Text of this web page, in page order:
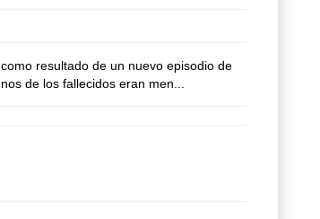
resultado de un nuevo episodio de
de los fallecidos eran men...